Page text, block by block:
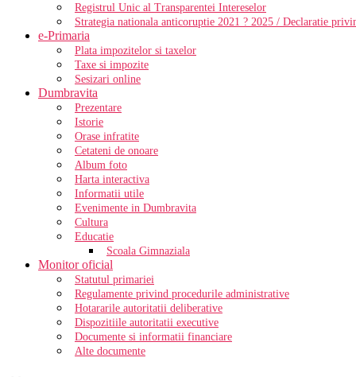
Registrul Unic al Transparentei Intereselor
Strategia nationala anticoruptie 2021 ? 2025 / Declaratie
e-Primaria
Plata impozitelor si taxelor
Taxe si impozite
Sesizari online
Dumbravita
Prezentare
Istorie
Orase infratite
Cetateni de onoare
Album foto
Harta interactiva
Informatii utile
Evenimente in Dumbravita
Cultura
Educatie
Scoala Gimnaziala
Monitor oficial
Statutul primariei
Regulamente privind procedurile administrative
Hotararile autoritatii deliberative
Dispozitiile autoritatii executive
Documente si informatii financiare
Alte documente